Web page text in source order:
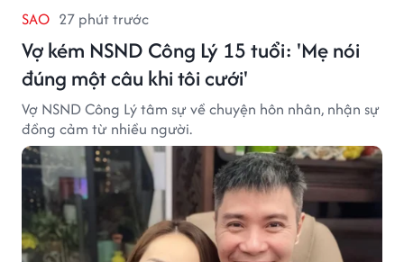
SAO 27 phút trước
Vợ kém NSND Công Lý 15 tuổi: 'Mẹ nói
đúng một câu khi tôi cưới'
Vợ NSND Công Lý tâm sự về chuyện hôn nhân, nhận sự
đồng cảm từ nhiều người.